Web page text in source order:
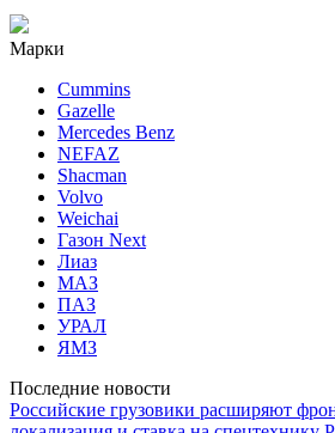
Марки
Cummins
Gazelle
Mercedes Benz
NEFAZ
Shacman
Volvo
Weichai
Газон Next
Лиаз
МАЗ
ПАЗ
УРАЛ
ЯМЗ
Последние новости
Российские грузовики расширяют